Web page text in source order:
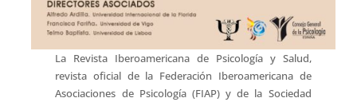
La Revista Iberoamericana de Psicología y Salud,
revista oficial de la Federación Iberoamericana de
Asociaciones de Psicología (FIAP) y de la Sociedad